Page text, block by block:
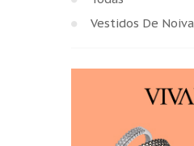
Vestidos De Noiva